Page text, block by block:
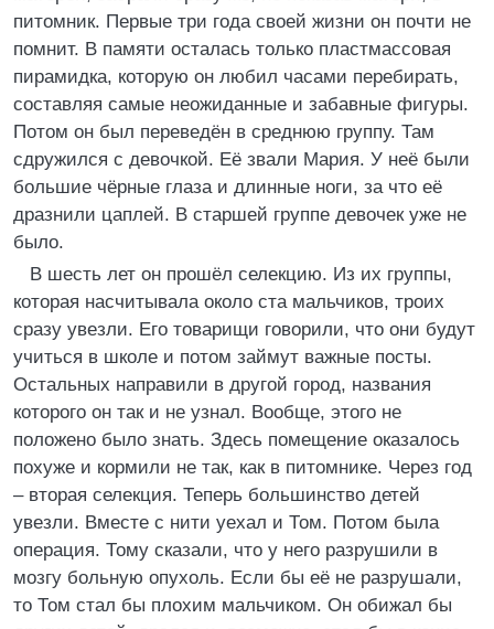
питомник. Первые три года своей жизни он почти не
помнит. В памяти осталась только пластмассовая
пирамидка, которую он любил часами перебирать,
составляя самые неожиданные и забавные фигуры.
Потом он был переведён в среднюю группу. Там
сдружился с девочкой. Её звали Мария. У неё были
большие чёрные глаза и длинные ноги, за что её
дразнили цаплей. В старшей группе девочек уже не
было.
В шесть лет он прошёл селекцию. Из их группы,
которая насчитывала около ста мальчиков, троих
сразу увезли. Его товарищи говорили, что они будут
учиться в школе и потом займут важные посты.
Остальных направили в другой город, названия
которого он так и не узнал. Вообще, этого не
положено было знать. Здесь помещение оказалось
похуже и кормили не так, как в питомнике. Через год
– вторая селекция. Теперь большинство детей
увезли. Вместе с нити уехал и Том. Потом была
операция. Тому сказали, что у него разрушили в
мозгу больную опухоль. Если бы её не разрушали,
то Том стал бы плохим мальчиком. Он обижал бы